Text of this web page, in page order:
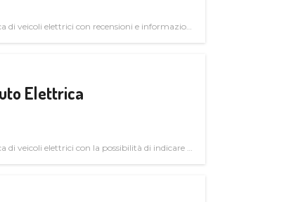
di veicoli elettrici con recensioni e informazioni
Elettrica
veicoli elettrici con la possibilità di indicare le